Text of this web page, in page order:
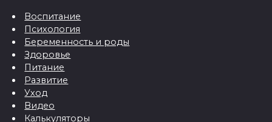
Воспитание
Психология
Беременность и роды
Здоровье
Питание
Развитие
Уход
Видео
Калькуляторы